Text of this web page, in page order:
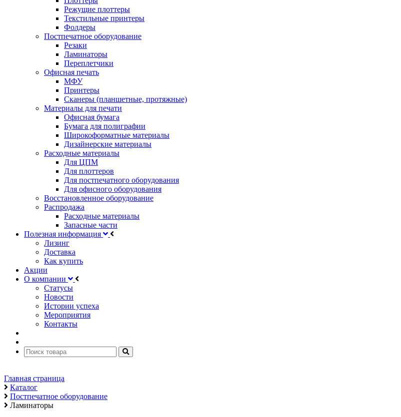
Режущие плоттеры
Текстильные принтеры
Фолдеры
Постпечатное оборудование
Резаки
Ламинаторы
Переплетчики
Офисная печать
МФУ
Принтеры
Сканеры (планшетные, протяжные)
Материалы для печати
Офисная бумага
Бумага для полиграфии
Широкоформатные материалы
Дизайнерские материалы
Расходные материалы
Для ЦПМ
Для плоттеров
Для постпечатного оборудования
Для офисного оборудования
Восстановленное оборудование
Распродажа
Расходные материалы
Запасные части
Полезная информация
Лизинг
Доставка
Как купить
Акции
О компании
Статусы
Новости
Истории успеха
Мероприятия
Контакты
Главная страница
Каталог
Постпечатное оборудование
Ламинаторы